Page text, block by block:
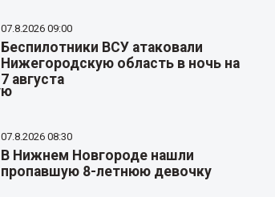
07.8.2026 09:00
Беспилотники ВСУ атаковали
Нижегородскую область в ночь на
7 августа
07.8.2026 08:30
В Нижнем Новгороде нашли
пропавшую 8-летнюю девочку